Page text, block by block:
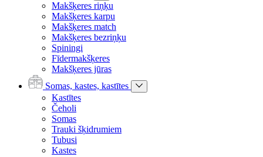
Makšķeres riņķu
Makšķeres karpu
Makšķeres match
Makšķeres bezriņķu
Spiningi
Fīdermakšķeres
Makšķeres jūras
Somas, kastes, kastītes
Kastītes
Čeholi
Somas
Trauki šķidrumiem
Tubusi
Kastes